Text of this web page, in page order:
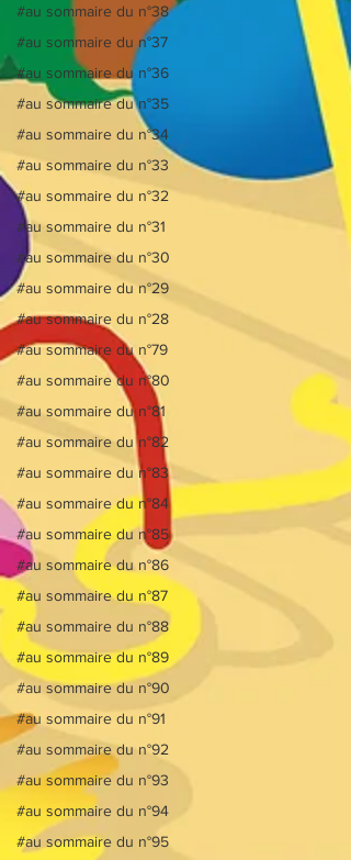
#au sommaire du n°38
#au sommaire du n°37
#au sommaire du n°36
#au sommaire du n°35
#au sommaire du n°34
#au sommaire du n°33
#au sommaire du n°32
#au sommaire du n°31
#au sommaire du n°30
#au sommaire du n°29
#au sommaire du n°28
#au sommaire du n°79
#au sommaire du n°80
#au sommaire du n°81
#au sommaire du n°82
#au sommaire du n°83
#au sommaire du n°84
#au sommaire du n°85
#au sommaire du n°86
#au sommaire du n°87
#au sommaire du n°88
#au sommaire du n°89
#au sommaire du n°90
#au sommaire du n°91
#au sommaire du n°92
#au sommaire du n°93
#au sommaire du n°94
#au sommaire du n°95